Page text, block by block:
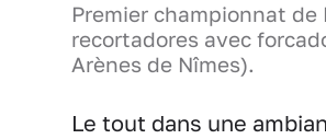
Premier championnat de
recortadores avec
Arènes de Nîmes).
Le tout dans une